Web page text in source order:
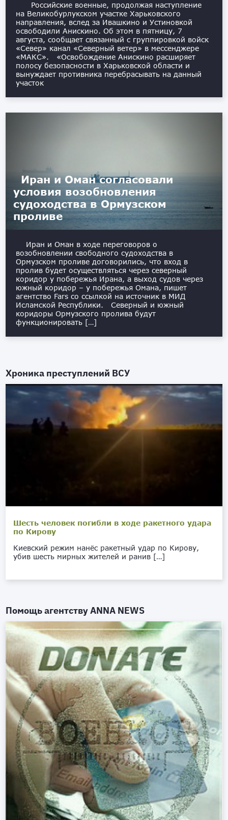
Российские военные, продолжая наступление
на Великобурлукском участке Харьковского
направления, вслед за Ивашкино и Устиновкой
освободили Анискино. Об этом в пятницу, 7
августа, сообщает связанный с группировкой войск
«Север» канал «Северный ветер» в мессенджере
«МАКС». «Освобождение Анискино расширяет
полосу безопасности в Харьковской области и
вынуждает противника перебрасывать на данный
участок
Иран и Оман согласовали
условия возобновления
судоходства в Ормузском
проливе
Иран и Оман в ходе переговоров о
возобновлении свободного судоходства в
Ормузском проливе договорились, что вход в
пролив будет осуществляться через северный
коридор у побережья Ирана, а выход судов через
южный коридор – у побережья Омана, пишет
агентство Fars со ссылкой на источник в МИД
Исламской Республики. Северный и южный
коридоры Ормузского пролива будут
функционировать […]
Хроника преступлений ВСУ
Шесть человек погибли в ходе ракетного удара
по Кирову
Киевский режим нанёс ракетный удар по Кирову,
убив шесть мирных жителей и ранив […]
Помощь агентствуANNA NEWS